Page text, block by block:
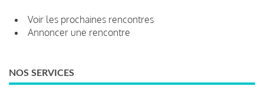
Voir les prochaines rencontres
Annoncer une rencontre
NOS SERVICES